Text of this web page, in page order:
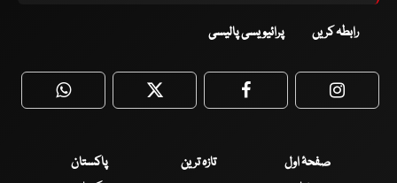
رابطہ کریں پرائیویسی پالیسی
WhatsApp Twitter Facebook
صفحۂ اول تازہ ترین
پاکستان